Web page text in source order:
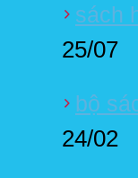
sách
25/07
bộ
24/02